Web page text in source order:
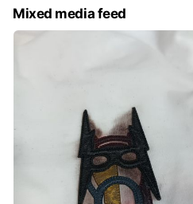
Mixed media feed